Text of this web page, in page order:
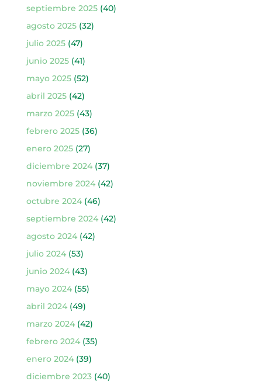
septiembre 2025(40)
agosto 2025(32)
julio 2025(47)
junio 2025(41)
mayo 2025(52)
abril 2025(42)
marzo 2025(43)
febrero 2025(36)
enero 2025(27)
diciembre 2024(37)
noviembre 2024(42)
octubre 2024(46)
septiembre 2024(42)
agosto 2024(42)
julio 2024(53)
junio 2024(43)
mayo 2024(55)
abril 2024(49)
marzo 2024(42)
febrero 2024(35)
enero 2024(39)
diciembre 2023(40)